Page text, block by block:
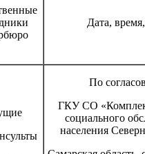
Дата,
По
ГКУ СО
социального
населения